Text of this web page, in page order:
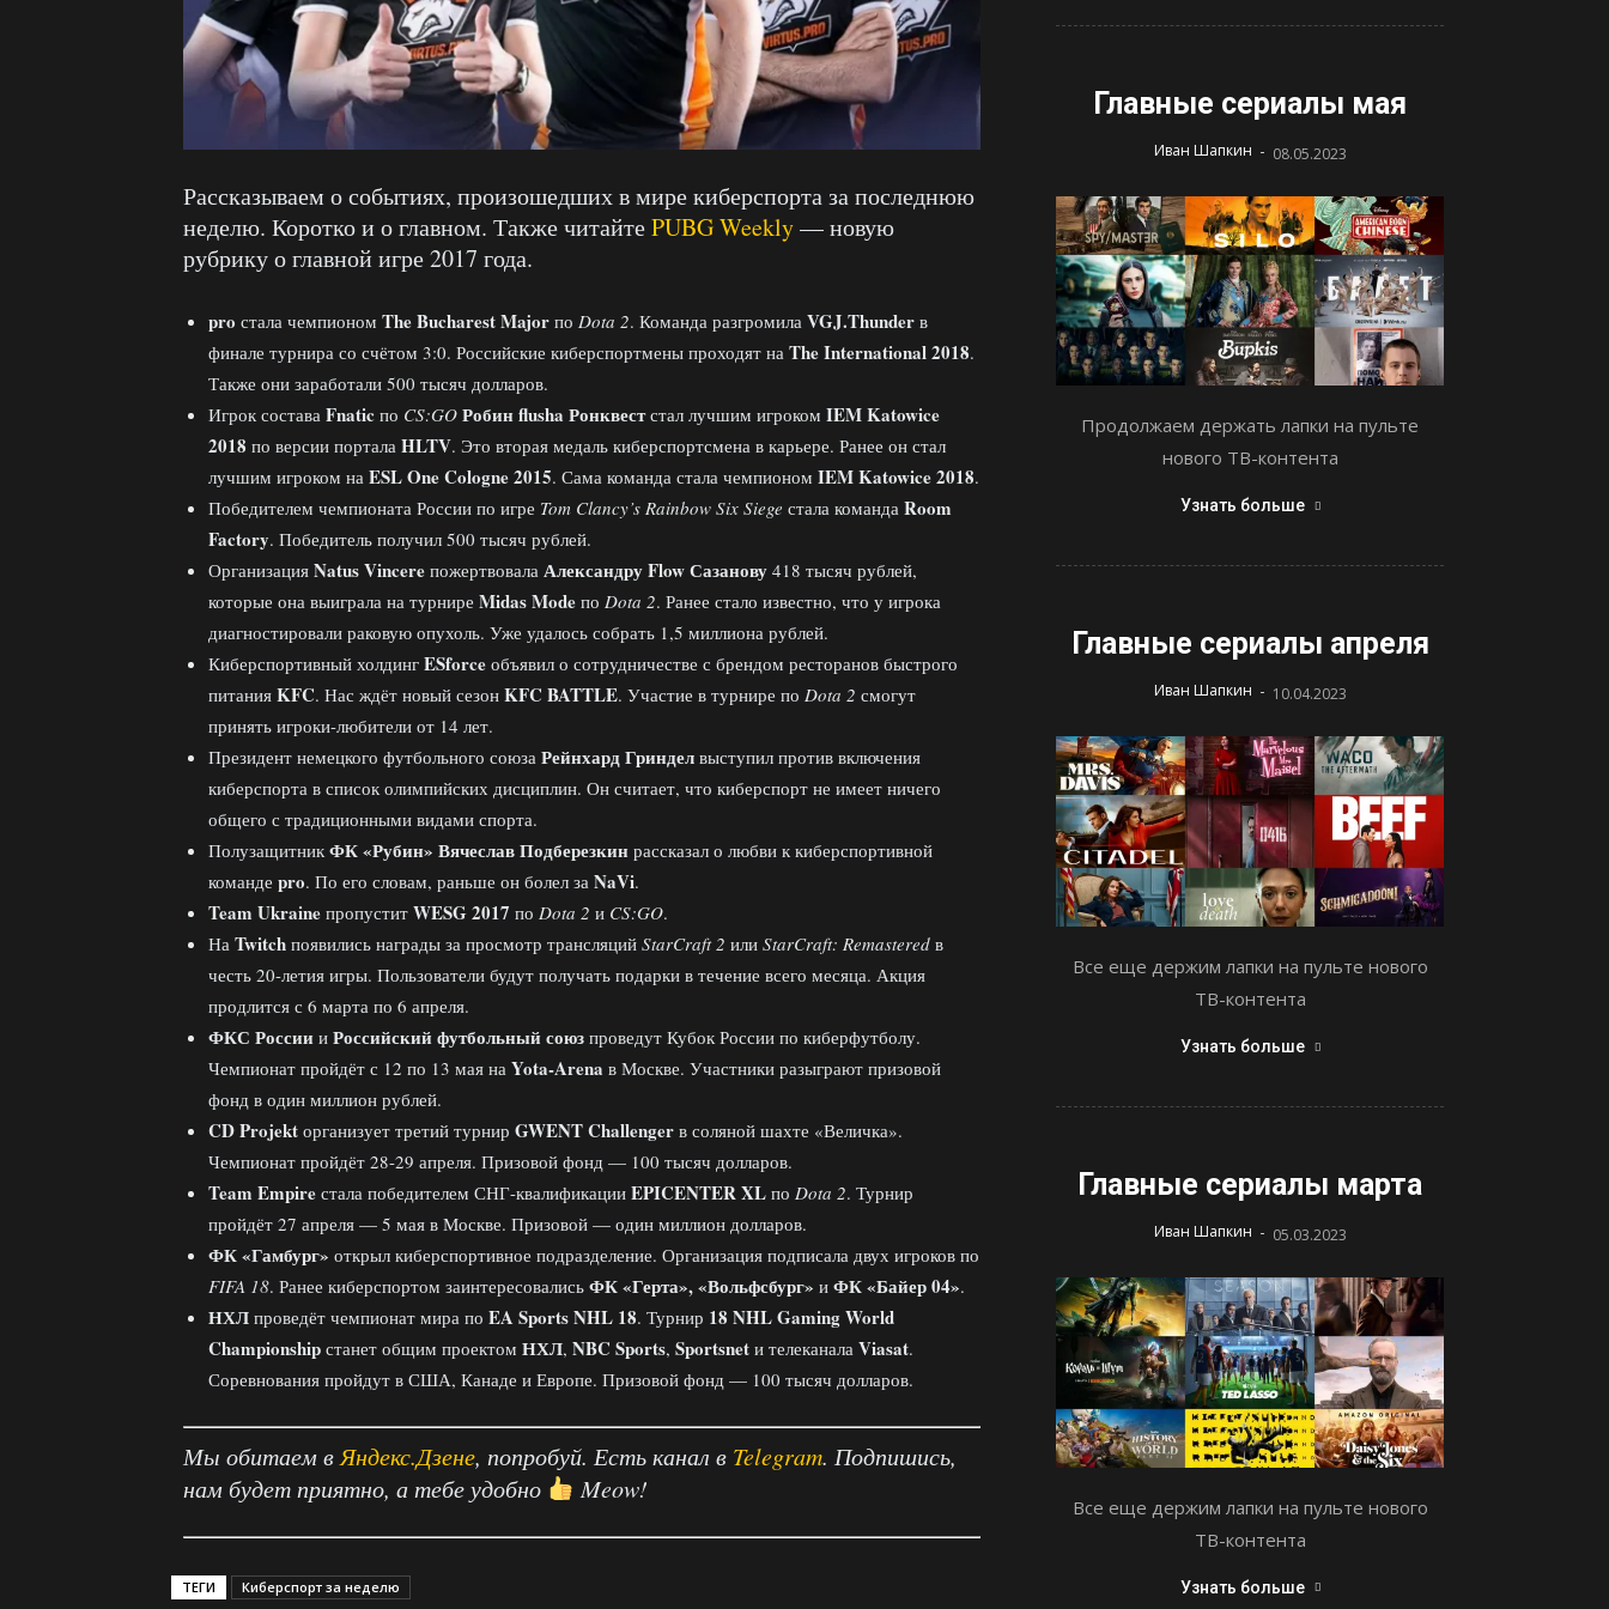
Рассказываем о событиях, произошедших в мире киберспорта за последнюю
неделю. Коротко и о главном. Также читайтеPUBG Weekly— новую
рубрику о главной игре 2017 года.
pro стала чемпионом The Bucharest Major по Dota 2. Команда разгромила VGJ.Thunder в
финале турнира со счётом 3:0. Российские киберспортмены проходят на The International 2018.
Также они заработали 500 тысяч долларов.
Игрок состава Fnatic по CS:GO Робин flusha Ронквестстал лучшим игроком IEM Katowice
2018 по версии портала HLTV. Это вторая медаль киберспортсмена в карьере. Ранее он стал
лучшим игроком на ESL One Cologne 2015. Сама команда стала чемпионом IEM Katowice 2018.
Победителем чемпионата России по игре Tom Clancy’s Rainbow Six Siege стала команда Room
Factory. Победитель получил 500 тысяч рублей.
Организация Natus Vincere пожертвовала Александру Flow Сазанову 418 тысяч рублей,
которые она выиграла на турнире Midas Mode по Dota 2. Ранее стало известно, что у игрока
диагностировали раковую опухоль. Уже удалось собрать 1,5 миллиона рублей.
Киберспортивный холдинг ESforce объявил о сотрудничестве с брендом ресторанов быстрого
питания KFC. Нас ждёт новый сезон KFC BATTLE. Участие в турнире по Dota 2 смогут
принять игроки-любители от 14 лет.
Президент немецкого футбольного союза Рейнхард Гриндел выступил против включения
киберспорта в список олимпийских дисциплин. Он считает, что киберспорт не имеет ничего
общего с традиционными видами спорта.
Полузащитник ФК «Рубин» Вячеслав Подберезкин рассказал о любви к киберспортивной
команде pro. По его словам, раньше он болел за NaVi.
Team Ukraine пропустит WESG 2017 по Dota 2 и CS:GO.
На Twitch появились награды за просмотр трансляций StarCraft 2 или StarCraft: Remastered в
честь 20-летия игры. Пользователи будут получать подарки в течение всего месяца. Акция
продлится с 6 марта по 6 апреля.
ФКС России и Российский футбольный союз проведут Кубок России по киберфутболу.
Чемпионат пройдёт с 12 по 13 мая на Yota-Arena в Москве. Участники разыграют призовой
фонд в один миллион рублей.
CD Projekt организует третий турнир GWENT Challenger в соляной шахте «Величка».
Чемпионат пройдёт 28-29 апреля. Призовой фонд — 100 тысяч долларов.
Team Empire стала победителем СНГ-квалификации EPICENTER XL по Dota 2. Турнир
пройдёт 27 апреля — 5 мая в Москве. Призовой — один миллион долларов.
ФК «Гамбург» открыл киберспортивное подразделение. Организация подписала двух игроков по
FIFA 18. Ранее киберспортом заинтересовались ФК «Герта», «Вольфсбург» и ФК «Байер 04».
НХЛ проведёт чемпионат мира по EA Sports NHL 18. Турнир 18 NHL Gaming World
Championship станет общим проектом НХЛ, NBC Sports, Sportsnet и телеканала Viasat.
Соревнования пройдут в США, Канаде и Европе. Призовой фонд — 100 тысяч долларов.
Мы обитаем в Яндекс.Дзене, попробуй. Есть канал в Telegram. Подпишись,
нам будет приятно, а тебе удобно
Meow!
ТЕГИ Киберспорт за неделю
Главные сериалы мая
Иван Шапкин - 08.05.2023
Продолжаем держать лапки на пульте
нового ТВ-контента
Узнать больше
Главные сериалы апреля
Иван Шапкин - 10.04.2023
Все еще держим лапки на пульте нового
ТВ-контента
Узнать больше
Главные сериалы марта
Иван Шапкин - 05.03.2023
Все еще держим лапки на пульте нового
ТВ-контента
Узнать больше